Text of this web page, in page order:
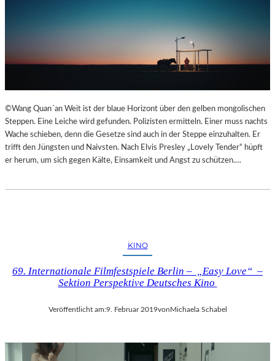
©Wang Quan´an Weit ist der blaue Horizont über den gelben mongolischen
Steppen. Eine Leiche wird gefunden. Polizisten ermitteln. Einer muss nachts
Wache schieben, denn die Gesetze sind auch in der Steppe einzuhalten. Er
trifft den Jüngsten und Naivsten. Nach Elvis Presley „Lovely Tender“ hüpft
er herum, um sich gegen Kälte, Einsamkeit und Angst zu schützen.…
KINO
69. Internationale Filmfestspiele Berlin – „Easy Love“ –
Sektion Perspektive Deutsches Kino
Veröffentlicht am:9. Februar 2019vonMichaela Schabel